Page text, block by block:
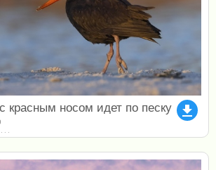
file_download
красным носом идет по песку